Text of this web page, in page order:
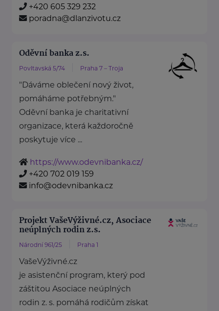
+420 605 329 232
poradna@dlanzivotu.cz
Oděvní banka z.s.
Povltavská 5/74 Praha 7 – Troja
"Dáváme oblečení nový život,
pomáháme potřebným."
Oděvní banka je charitativní
organizace, která každoročně
poskytuje více ...
https://www.odevnibanka.cz/
+420 702 019 159
info@odevnibanka.cz
Projekt VašeVýživné.cz, Asociace
neúplných rodin z.s.
Národní 961/25 Praha 1
VašeVýživné.cz
je asistenční program, který pod
záštitou Asociace neúplných
rodin z. s. pomáhá rodičům získat